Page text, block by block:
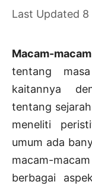
8
Macam-
tentang
kaitannya
tentang
meneliti
umum ada
macam-
berbagai